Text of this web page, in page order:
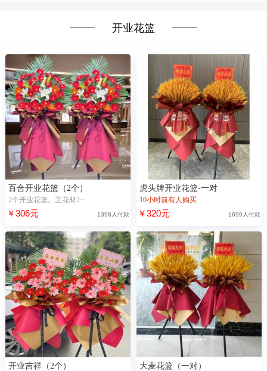
开业花篮
百合开业花篮（2个）
2个开业花篮。主花材2··
￥306元 1398人付款
虎头牌开业花篮-一对
10小时前有人购买
￥320元 1699人付款
开业吉祥（2个） 大麦花篮（一对）